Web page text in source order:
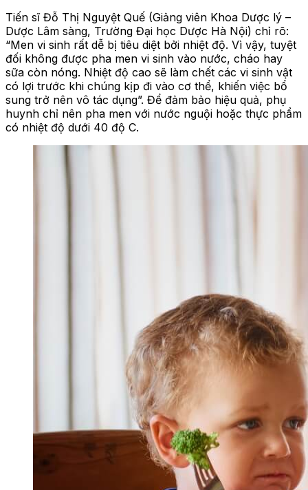
Tiến sĩ Đỗ Thị Nguyệt Quế (Giảng viên Khoa Dược lý –
Dược Lâm sàng, Trường Đại học Dược Hà Nội) chỉ rõ:
“Men vi sinh rất dễ bị tiêu diệt bởi nhiệt độ. Vì vậy, tuyệt
đối không được pha men vi sinh vào nước, cháo hay
sữa còn nóng. Nhiệt độ cao sẽ làm chết các vi sinh vật
có lợi trước khi chúng kịp đi vào cơ thể, khiến việc bổ
sung trở nên vô tác dụng”. Để đảm bảo hiệu quả, phụ
huynh chỉ nên pha men với nước nguội hoặc thực phẩm
có nhiệt độ dưới 40 độ C.